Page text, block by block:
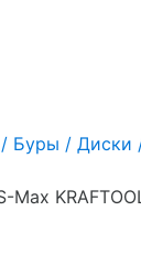
Буры / Диски
Max